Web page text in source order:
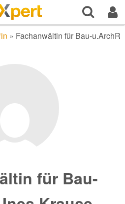
» Fachanwältin für Bau-u.ArchR
für Bau-